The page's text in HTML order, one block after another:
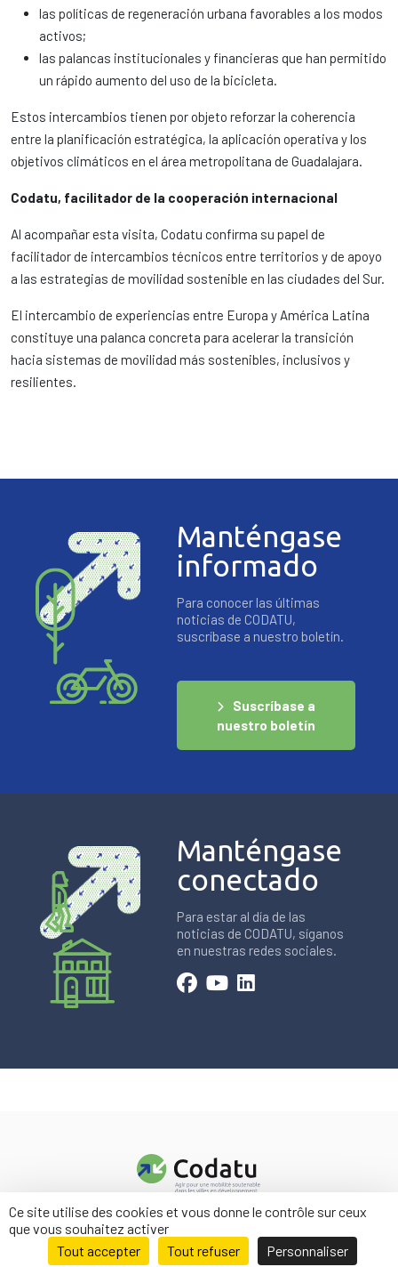
las políticas de regeneración urbana favorables a los modos
activos;
las palancas institucionales y financieras que han permitido
un rápido aumento del uso de la bicicleta.
Estos intercambios tienen por objeto reforzar la coherencia
entre la planificación estratégica, la aplicación operativa y los
objetivos climáticos en el área metropolitana de Guadalajara.
Codatu, facilitador de la cooperación internacional
Al acompañar esta visita, Codatu confirma su papel de
facilitador de intercambios técnicos entre territorios y de apoyo
a las estrategias de movilidad sostenible en las ciudades del Sur.
El intercambio de experiencias entre Europa y América Latina
constituye una palanca concreta para acelerar la transición
hacia sistemas de movilidad más sostenibles, inclusivos y
resilientes.
Manténgase
informado
Para conocer las últimas
noticias de CODATU,
suscríbase a nuestro boletín.
Suscríbase a
nuestro boletín
Manténgase
conectado
Para estar al día de las
noticias de CODATU, síganos
en nuestras redes sociales.
Menciones legales
Ce site utilise des cookies et vous donne le contrôle sur ceux
que vous souhaitez activer
Tout accepter
Tout refuser Personnaliser